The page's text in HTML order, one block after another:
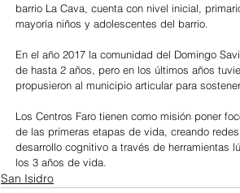
barrio La Cava, cuenta con nivel inicial,
mayoría niños y adolescentes del barrio.
En el año 2017 la comunidad del Domingo
de hasta 2 años, pero en los últimos años
propusieron al municipio articular para
Los Centros Faro tienen como misión poner
de las primeras etapas de vida, creando
desarrollo cognitivo a través de herramientas
los 3 años de vida.
San Isidro